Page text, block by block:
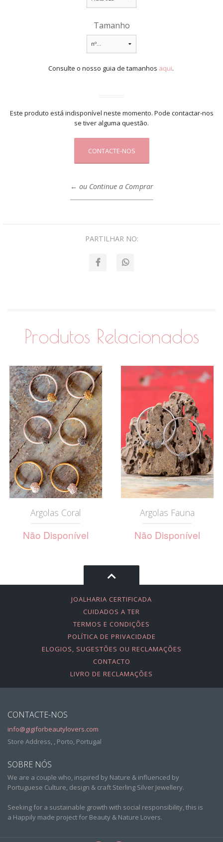
Tamanho
Consulte o nosso guia de tamanhos aqui.
Este produto está indisponível neste momento. Pode contactar-nos
se tiver alguma questão.
CONTACTE-NOS
← ou Continue a Comprar
PARTILHAR NO:
Produtos Relacionados
Argolas Coral
Não Disponível
Argolas Fauna
Não Disponível
JOALHARIA CERTIFICADA
CUIDADOS A TER
TERMOS E CONDIÇÕES
POLÍTICA DE PRIVACIDADE
ELOGIOS, SUGESTÕES OU RECLAMAÇÕES
CONTACTO
LIVRO DE RECLAMAÇÕES
CONTACTE-NOS
info@gigiforbeautylovers.com
Store Address, , Porto, Portugal
SOBRE NÓS
We are a couple who, inspired by Nature & influenced by
Portuguese Culture, design & craft Sterling Silver Jewellery.
Seeking for a sustainable growth with social responsibility, this is
a Happily made project for Beauty & Nature Lovers.